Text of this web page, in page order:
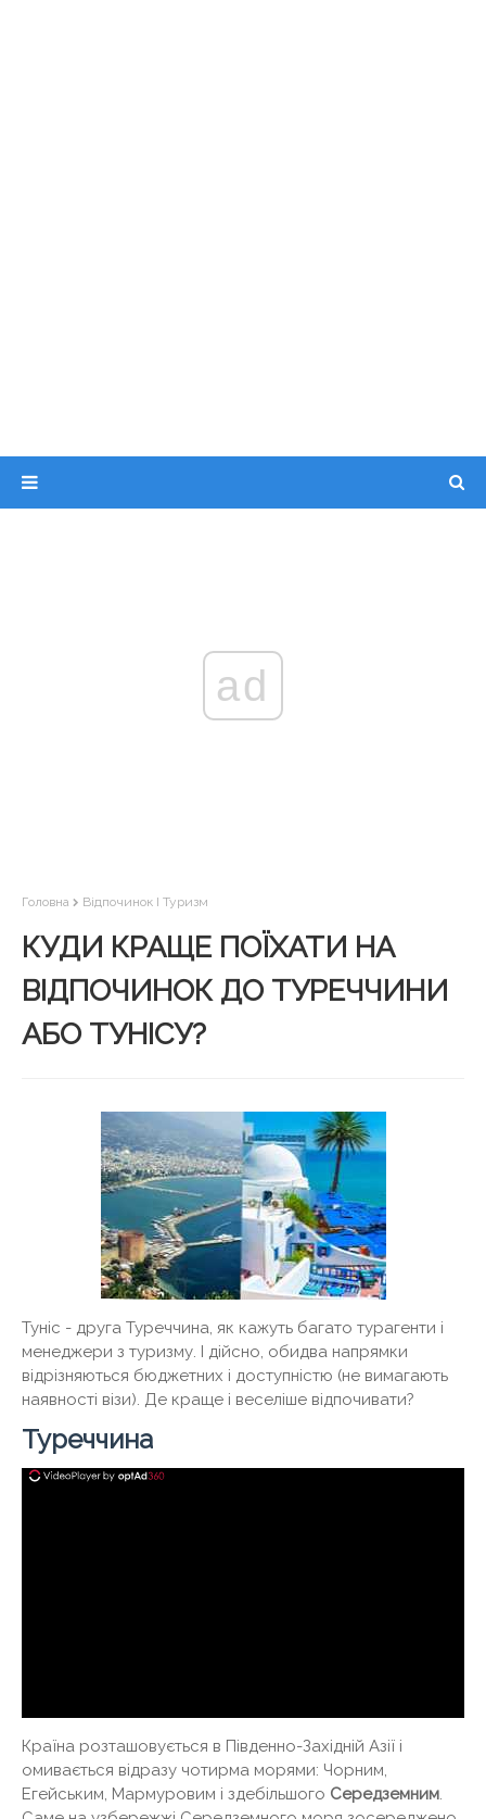
ad
Головна Відпочинок І Туризм
КУДИ КРАЩЕ ПОЇХАТИ НА
ВІДПОЧИНОК ДО ТУРЕЧЧИНИ
АБО ТУНІСУ?
Туніс - друга Туреччина, як кажуть багато турагенти і
менеджери з туризму. І дійсно, обидва напрямки
відрізняються бюджетних і доступністю (не вимагають
наявності візи). Де краще і веселіше відпочивати?
Туреччина
Країна розташовується в Південно-Західній Азії і
омивається відразу чотирма морями: Чорним,
Егейським, Мармуровим і здебільшого Середземним